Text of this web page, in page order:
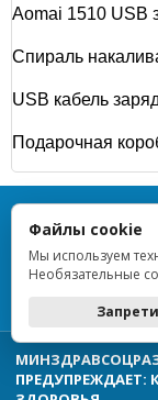
Aomai 1510 USB
Спираль
USB кабель
Подарочная
ИП Дрейблат Людмила
ОГРНИП
ОКВЭД 47.99
ПРЕДУПРЕЖДАЕТ:
Файлы cookie
Мы используем
Необязательные